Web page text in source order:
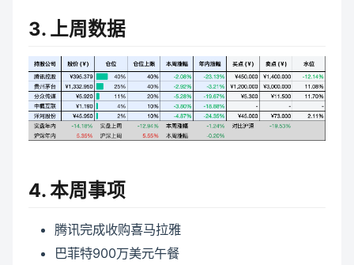
3. 上周数据
4. 本周事项
腾讯完成收购喜马拉雅
巴菲特900万美元午餐